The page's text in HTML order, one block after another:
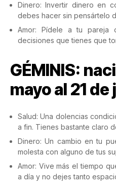
Dinero: Invertir dinero en
debes hacer sin pensártelo
Amor: Pídele a tu pareja
decisiones que tienes que
GÉMINIS:
mayo al 21 de
Salud: Una dolencias
a fin. Tienes bastante claro
Dinero: Un cambio en tu
molesta con alguno de tus
Amor: Vive más el tiempo
a día y no dejes tanto